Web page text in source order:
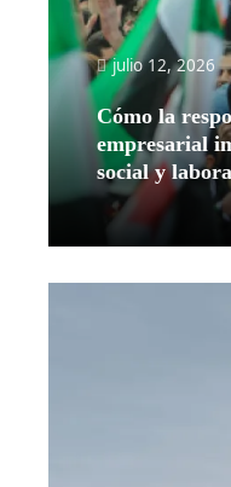
julio 12, 2026
Cómo la
empresarial
social y
Leer más